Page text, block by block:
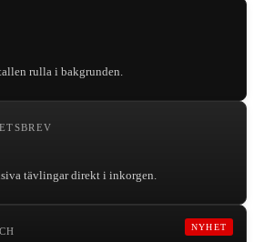
rulla i bakgrunden.
tävlingar direkt i inkorgen.
NYHET